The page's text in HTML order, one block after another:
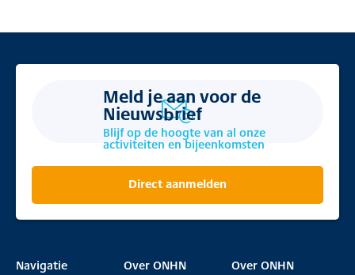
Meld je aan voor de
Nieuwsbrief
Blijf op de hoogte van al onze
activiteiten en bijeenkomsten
Direct aanmelden
Navigatie Over ONHN Over ONHN